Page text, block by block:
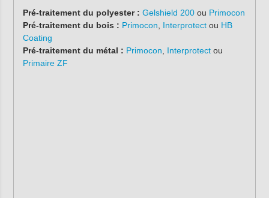
Pré-traitement du polyester : Gelshield 200ou Primocon
Pré-traitement du bois : Primocon Interprotectou HB
Coating
Pré-traitement du métal : Primocon Interprotectou
Primaire ZF